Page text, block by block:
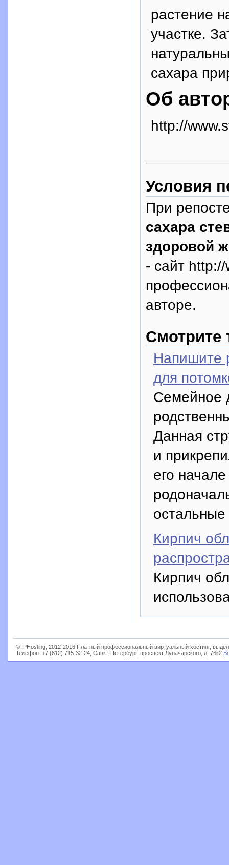
растение
участке.
сахара
Об
http://
Условия
При
сахара
здоровой
- сайт
авторе.
Смотрите
Напишите
для
Семейное
Данная
и
его
остальные
Кирпич
Кирпич
© IPHosting, 2012-2016 Платный профессиональный виртуальный хостинг,
Телефон: +7 (812) 715-32-24, Санкт-Петербург, проспект Луначарского, д. 76к2